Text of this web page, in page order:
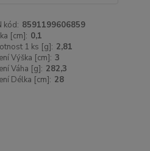
kód: 8591199606859
[cm]: 0,1
1 ks [g]: 2,81
Výška [cm]: 3
Váha [g]: 282,3
Délka [cm]: 28